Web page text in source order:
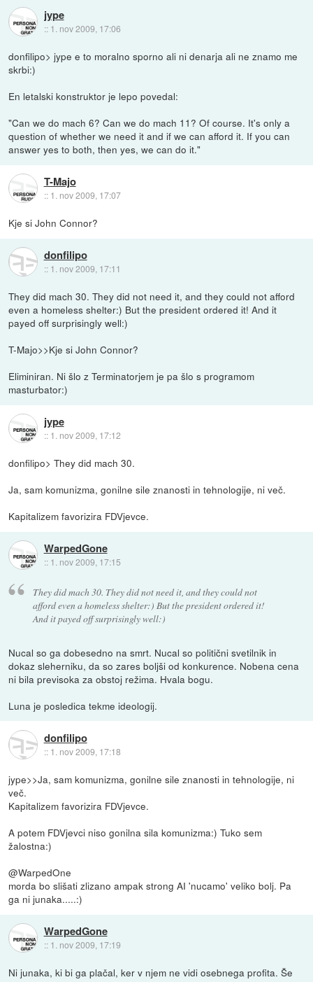
jype
:: 1. nov 2009, 17:06
donfilipo> jype e to moralno sporno ali ni denarja ali ne znamo me
skrbi:)
En letalski konstruktor je lepo povedal:
"Can we do mach 6? Can we do mach 11? Of course. It's only a
question of whether we need it and if we can afford it. If you can
answer yes to both, then yes, we can do it."
T-Majo
:: 1. nov 2009, 17:07
Kje si John Connor?
donfilipo
:: 1. nov 2009, 17:11
They did mach 30. They did not need it, and they could not afford
even a homeless shelter:) But the president ordered it! And it
payed off surprisingly well:)
T-Majo>>Kje si John Connor?
Eliminiran. Ni šlo z Terminatorjem je pa šlo s programom
masturbator:)
jype
:: 1. nov 2009, 17:12
donfilipo> They did mach 30.
Ja, sam komunizma, gonilne sile znanosti in tehnologije, ni več.
Kapitalizem favorizira FDVjevce.
WarpedGone
:: 1. nov 2009, 17:15
They did mach 30. They did not need it, and they could not
afford even a homeless shelter:) But the president ordered it!
And it payed off surprisingly well:)
Nucal so ga dobesedno na smrt. Nucal so politični svetilnik in
dokaz sleherniku, da so zares boljši od konkurence. Nobena cena
ni bila previsoka za obstoj režima. Hvala bogu.
Luna je posledica tekme ideologij.
donfilipo
:: 1. nov 2009, 17:18
jype>>Ja, sam komunizma, gonilne sile znanosti in tehnologije, ni
več.
Kapitalizem favorizira FDVjevce.
A potem FDVjevci niso gonilna sila komunizma:) Tuko sem
žalostna:)
@WarpedOne
morda bo slišati zlizano ampak strong AI 'nucamo' veliko bolj. Pa
ga ni junaka.....:)
WarpedGone
:: 1. nov 2009, 17:19
Ni junaka, ki bi ga plačal, ker v njem ne vidi osebnega profita. Še